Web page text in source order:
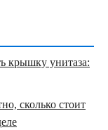
крышку унитаза:
сколько стоит